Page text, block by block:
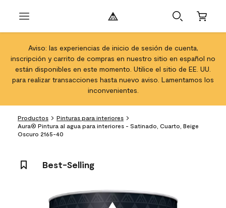
Aviso: las experiencias de inicio de sesión de cuenta,
inscripción y carrito de compras en nuestro sitio en español no
están disponibles en este momento. Utilice el sitio de EE. UU.
para realizar transacciones hasta nuevo aviso. Lamentamos los
inconvenientes.
Productos
Pinturas para interiores
Aura® Pintura al agua para interiores - Satinado, Cuarto, Beige
Oscuro 2165-40
Best-Selling